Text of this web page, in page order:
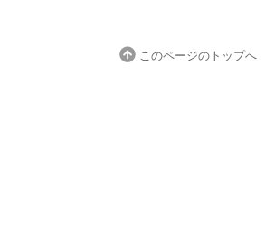
このページのトップへ